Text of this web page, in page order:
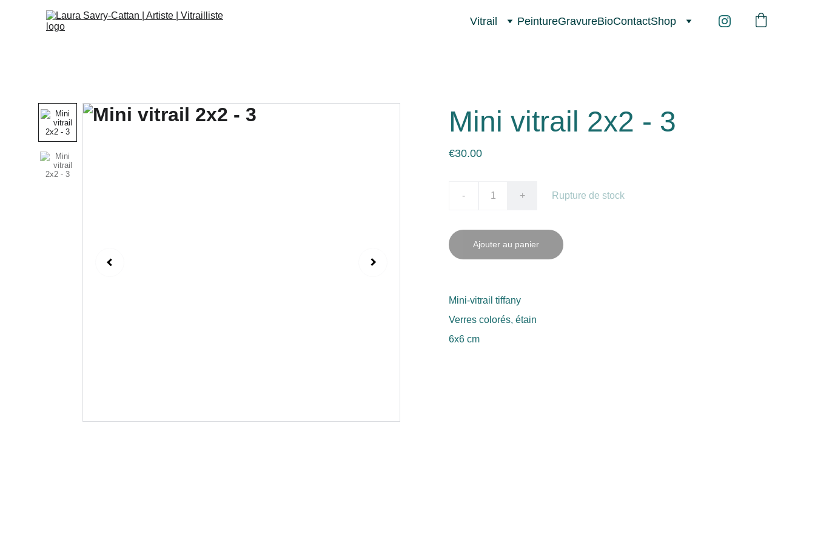
Vitrail PeintureGravureBioContactShop
Mini vitrail 2x2 - 3
€30.00
- + Rupture de stock
Ajouter au panier
Mini-vitrail tiffany
Verres colorés, étain
6x6 cm